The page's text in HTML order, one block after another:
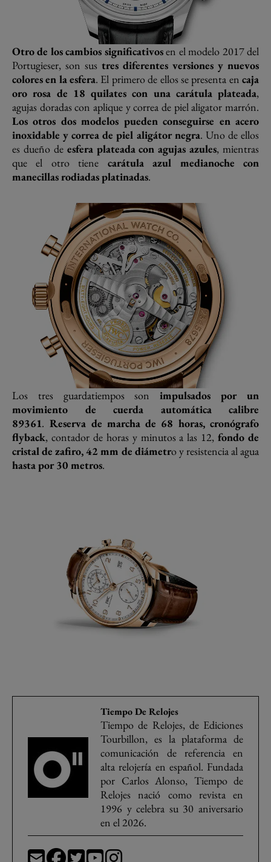
Otro de los cambios significativosen el modelo 2017 del
Portugieser, son sus tres diferentes versiones y nuevos
colores en la esfera. El primero de ellos se presenta encaja
oro rosa de 18 quilates con una carátula plateada,
agujas doradas con aplique y correa de piel aligator marrón.
Los otros dos modelos pueden conseguirse en acero
inoxidable y correa de piel aligátor negra. Uno de ellos
es dueño de esfera plateada con agujas azules, mientras
que el otro tiene carátula azul medianoche con
manecillas rodiadas platinadas.
Los tres guardatiempos son impulsados por un
movimiento de cuerda automática calibre
89361.Reserva de marcha de 68 horas, cronógrafo
flyback, contador de horas y minutos a las 12,fondo de
cristal de zafiro, 42 mm de diámetro y resistencia al agua
hasta por 30 metros.
Tiempo De Relojes
Tiempo de Relojes, de Ediciones
Tourbillon, es la plataforma de
comunicación de referencia en
alta relojería en español. Fundada
por Carlos Alonso, Tiempo de
Relojes nació como revista en
1996 y celebra su 30 aniversario
en el 2026.